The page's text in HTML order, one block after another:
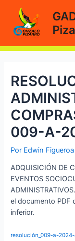
contenido
009-A-
Por Edwin
ADQUISICIÓN DE
EVENTOS
el documento PDF
inferior.
resolución_009-a-